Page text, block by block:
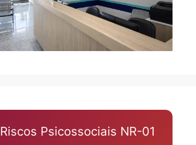
Riscos Psicossociais NR-01